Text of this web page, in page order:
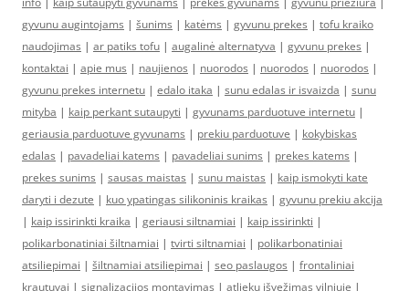
gyvunu augintojams | šunims | katėms | gyvunu prekes | tofu kraiko
naudojimas | ar patiks tofu | augalinė alternatyva | gyvunu prekes |
kontaktai | apie mus | naujienos | nuorodos | nuorodos | nuorodos |
gyvunu prekes internetu | edalo itaka | sunu edalas ir isvaizda | sunu
mityba | kaip perkant sutaupyti | gyvunams parduotuve internetu |
geriausia parduotuve gyvunams | prekiu parduotuve | kokybiskas
edalas | pavadeliai katems | pavadeliai sunims | prekes katems |
prekes sunims | sausas maistas | sunu maistas | kaip ismokyti kate
daryti i dezute | kuo ypatingas silikoninis kraikas | gyvunu prekiu akcija
| kaip issirinkti kraika | geriausi siltnamiai | kaip issirinkti |
polikarbonatiniai šiltnamiai | tvirti siltnamiai | polikarbonatiniai
atsiliepimai | šiltnamiai atsiliepimai | seo paslaugos | frontaliniai
krautuvai | signalizacijos montavimas | atliekų išvežimas vilniuje |